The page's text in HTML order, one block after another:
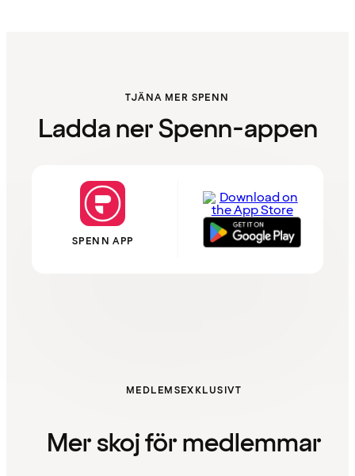
TJÄNA MER SPENN
Ladda ner Spenn-appen
SPENN APP
MEDLEMSEXKLUSIVT
Mer skoj för medlemmar